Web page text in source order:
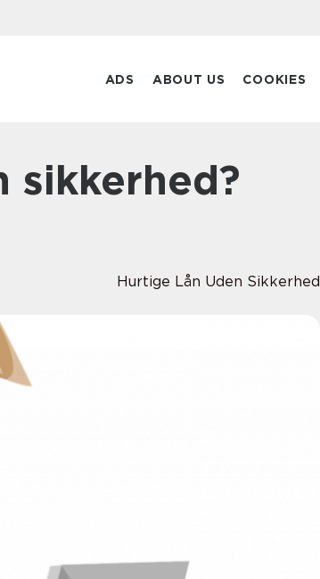
ADS ABOUT US COOKIES
Hurtige Lån Uden Sikkerhed